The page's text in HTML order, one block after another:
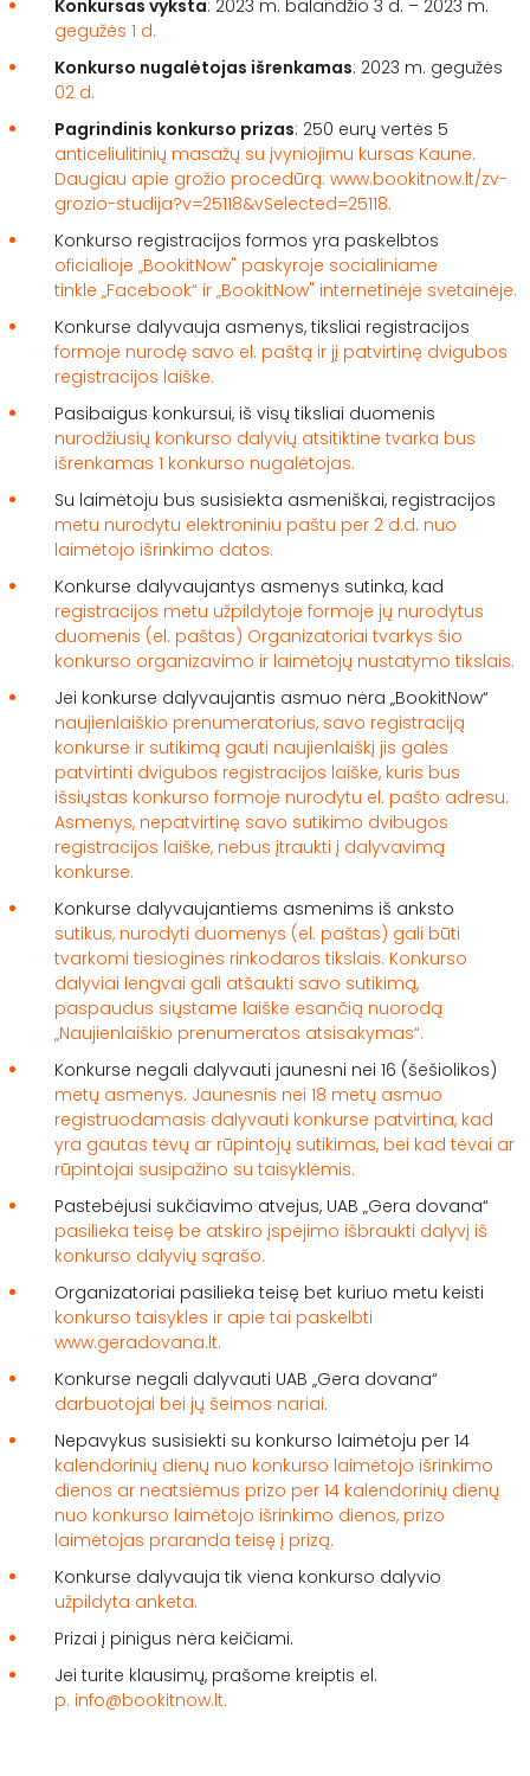
Konkursas vyksta: 2023 m. balandžio 3 d. – 2023 m.
gegužės 1 d.
Konkurso nugalėtojas išrenkamas: 2023 m. gegužės
02 d.
Pagrindinis konkurso prizas: 250 eurų vertės 5
anticeliulitinių masažų su įvyniojimu kursas Kaune.
Daugiau apie grožio procedūrą: www.bookitnow.lt/zv-
grozio-studija?v=25118&vSelected=25118.
Konkurso registracijos formos yra paskelbtos
oficialioje „BookitNow" paskyroje socialiniame
tinkle „Facebook“ ir „BookitNow" internetinėje svetainėje.
Konkurse dalyvauja asmenys, tiksliai registracijos
formoje nurodę savo el. paštą ir jį patvirtinę dvigubos
registracijos laiške.
Pasibaigus konkursui, iš visų tiksliai duomenis
nurodžiusių konkurso dalyvių atsitiktine tvarka bus
išrenkamas 1 konkurso nugalėtojas.
Su laimėtoju bus susisiekta asmeniškai, registracijos
metu nurodytu elektroniniu paštu per 2 d.d. nuo
laimėtojo išrinkimo datos.
Konkurse dalyvaujantys asmenys sutinka, kad
registracijos metu užpildytoje formoje jų nurodytus
duomenis (el. paštas) Organizatoriai tvarkys šio
konkurso organizavimo ir laimėtojų nustatymo tikslais.
Jei konkurse dalyvaujantis asmuo nėra „BookitNow“
naujienlaiškio prenumeratorius, savo registraciją
konkurse ir sutikimą gauti naujienlaiškį jis galės
patvirtinti dvigubos registracijos laiške, kuris bus
išsiųstas konkurso formoje nurodytu el. pašto adresu.
Asmenys, nepatvirtinę savo sutikimo dvibugos
registracijos laiške, nebus įtraukti į dalyvavimą
konkurse.
Konkurse dalyvaujantiems asmenims iš anksto
sutikus, nurodyti duomenys (el. paštas) gali būti
tvarkomi tiesioginės rinkodaros tikslais. Konkurso
dalyviai lengvai gali atšaukti savo sutikimą,
paspaudus siųstame laiške esančią nuorodą
„Naujienlaiškio prenumeratos atsisakymas“.
Konkurse negali dalyvauti jaunesni nei 16 (šešiolikos)
metų asmenys. Jaunesnis nei 18 metų asmuo
registruodamasis dalyvauti konkurse patvirtina, kad
yra gautas tėvų ar rūpintojų sutikimas, bei kad tėvai ar
rūpintojai susipažino su taisyklėmis.
Pastebėjusi sukčiavimo atvejus, UAB „Gera dovana“
pasilieka teisę be atskiro įspėjimo išbraukti dalyvį iš
konkurso dalyvių sąrašo.
Organizatoriai pasilieka teisę bet kuriuo metu keisti
konkurso taisykles ir apie tai paskelbti
www.geradovana.lt.
Konkurse negali dalyvauti UAB „Gera dovana“
darbuotojai bei jų šeimos nariai.
Nepavykus susisiekti su konkurso laimėtoju per 14
kalendorinių dienų nuo konkurso laimėtojo išrinkimo
dienos ar neatsiėmus prizo per 14 kalendorinių dienų
nuo konkurso laimėtojo išrinkimo dienos, prizo
laimėtojas praranda teisę į prizą.
Konkurse dalyvauja tik viena konkurso dalyvio
užpildyta anketa.
Prizai į pinigus nėra keičiami.
Jei turite klausimų, prašome kreiptis el.
p. info@bookitnow.lt.